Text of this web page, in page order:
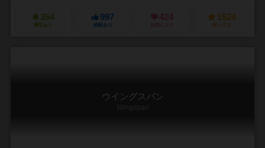
354
興味あり
997
経験あり
424
お気に入り
1524
持ってる
ウイングスパン
Wingspan